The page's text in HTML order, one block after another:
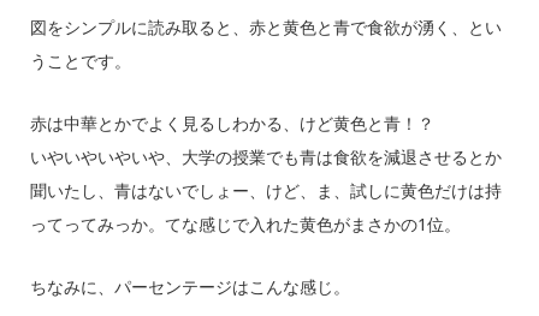
図をシンプルに読み取ると、赤と黄色と青で食欲が湧く、とい
うことです。
赤は中華とかでよく見るしわかる、けど黄色と青！？
いやいやいやいや、大学の授業でも青は食欲を減退させるとか
聞いたし、青はないでしょー、けど、ま、試しに黄色だけは持
ってってみっか。てな感じで入れた黄色がまさかの1位。
ちなみに、パーセンテージはこんな感じ。